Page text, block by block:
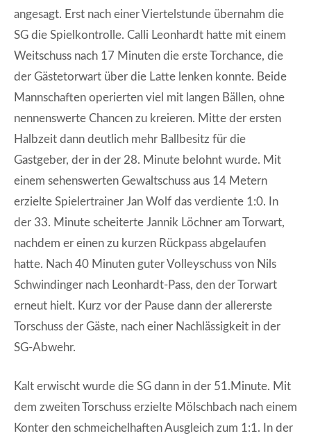
angesagt. Erst nach einer Viertelstunde übernahm die
SG die Spielkontrolle. Calli Leonhardt hatte mit einem
Weitschuss nach 17 Minuten die erste Torchance, die
der Gästetorwart über die Latte lenken konnte. Beide
Mannschaften operierten viel mit langen Bällen, ohne
nennenswerte Chancen zu kreieren. Mitte der ersten
Halbzeit dann deutlich mehr Ballbesitz für die
Gastgeber, der in der 28. Minute belohnt wurde. Mit
einem sehenswerten Gewaltschuss aus 14 Metern
erzielte Spielertrainer Jan Wolf das verdiente 1:0. In
der 33. Minute scheiterte Jannik Löchner am Torwart,
nachdem er einen zu kurzen Rückpass abgelaufen
hatte. Nach 40 Minuten guter Volleyschuss von Nils
Schwindinger nach Leonhardt-Pass, den der Torwart
erneut hielt. Kurz vor der Pause dann der allererste
Torschuss der Gäste, nach einer Nachlässigkeit in der
SG-Abwehr.
Kalt erwischt wurde die SG dann in der 51.Minute. Mit
dem zweiten Torschuss erzielte Mölschbach nach einem
Konter den schmeichelhaften Ausgleich zum 1:1. In der